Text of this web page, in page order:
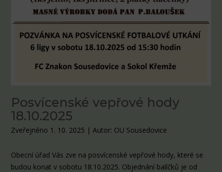
Posvícenské vepřové hody
18.10.2025
Zveřejněno 1. 10. 2025 | Autor: OU Sousedovice
Obecní úřad Vás zve na posvícenské vepřové hody, které se
budou konat v sobotu 18.10.2025. Objednání balíčků je od